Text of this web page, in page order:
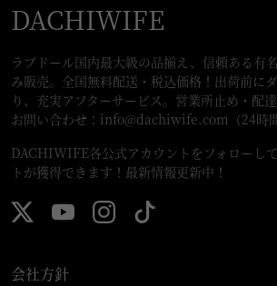
DACHIWIFE
ラブドール国内最大級の品揃え、信頼ある有
み販売。全国無料配送・税込価格！出荷前に
り、充実アフターサービス。営業所止め・配達
お問い合わせ： info@dachiwife.com （24時
DACHIWIFE各公式アカウントをフォローし
トが獲得できます！最新情報更新中！
会社方針